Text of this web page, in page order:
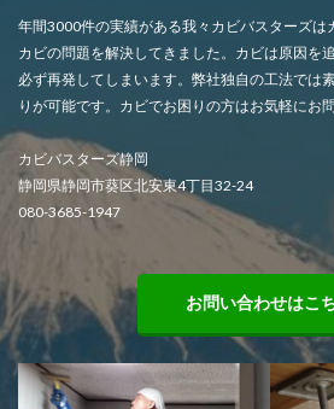
年間3000件の実績がある我々カビバスターズは
カビの問題を解決してきました。カビは原因を
必ず再発してしまいます。弊社独自の工法では
りが可能です。カビでお困りの方はお気軽にお
カビバスターズ静岡
静岡県静岡市葵区北安東4丁目32-24
080-3685-1947
お問い合わせはこ